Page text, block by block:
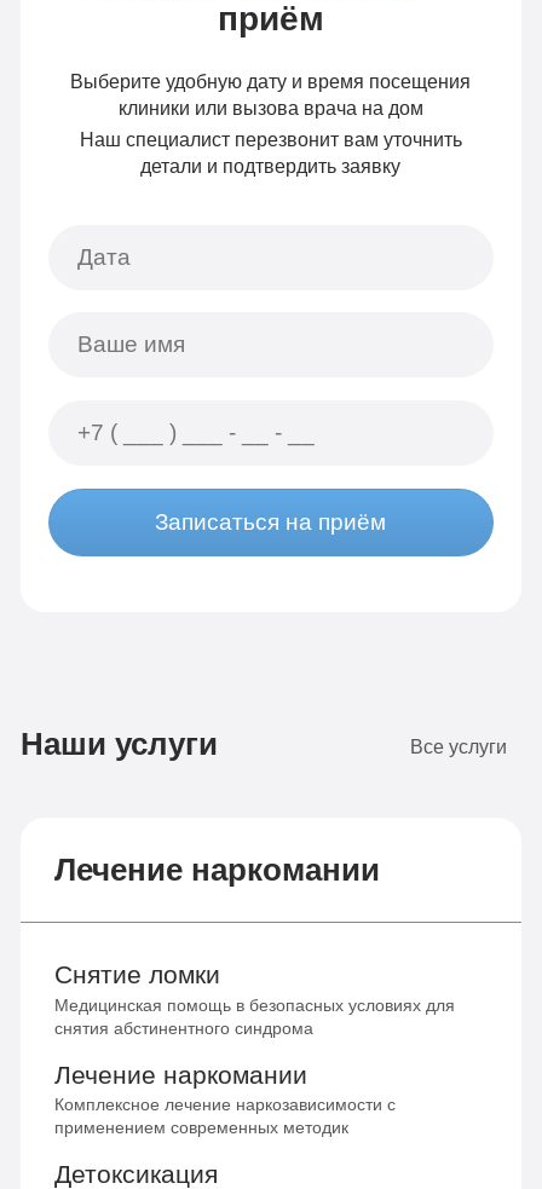
приём
Выберите удобную дату и время посещения
клиники или вызова врача на дом
Наш специалист перезвонит вам уточнить
детали и подтвердить заявку
Записаться на приём
Наши услуги Все услуги
Лечение наркомании
Снятие ломки
Медицинская помощь в безопасных условиях для
снятия абстинентного синдрома
Лечение наркомании
Комплексное лечение наркозависимости с
применением современных методик
Детоксикация